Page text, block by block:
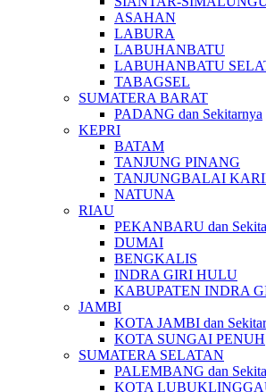
ASAHAN
LABURA
LABUHANBATU
LABUHANBATU
TABAGSEL
SUMATERA BARAT
PADANG dan Sekitarnya
KEPRI
BATAM
TANJUNG PINANG
TANJUNGBALAI
NATUNA
RIAU
PEKANBARU dan
DUMAI
BENGKALIS
INDRA GIRI HULU
KABUPATEN INDRA
JAMBI
KOTA JAMBI dan
KOTA SUNGAI PENUH
SUMATERA SELATAN
PALEMBANG dan
KOTA